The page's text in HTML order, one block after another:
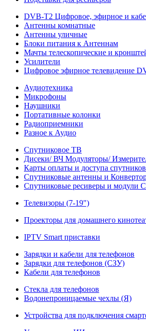
DVB-T2 Цифровое, эфирное и
Антенны комнатные
Антенны уличные
Блоки питания к Антеннам
Мачты телескопические и
Усилители
Цифровое эфирное телевидение
Аудиотехника
Микрофоны
Наушники
Портативные колонки
Радиоприемники
Разное к Аудио
Спутниковое ТВ
Дисеки/ ВЧ Модуляторы/
Карты оплаты и доступа
Спутниковые антенны и
Спутниковые ресиверы и модули
Телевизоры (7-19")
Проекторы для домашнего
IPTV Smart приставки
Зарядки и кабели для телефонов
Зарядки для телефонов (СЗУ)
Кабели для телефонов
Стекла для телефонов
Водонепроницаемые чехлы (Я)
Устройства для подключения